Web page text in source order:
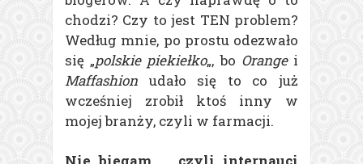
chodzi? Czy to jest TEN problem?
Według mnie, po prostu odezwało
się „polskie piekiełko„, bo Orangei
Maffashion udało się to co już
wcześniej zrobił ktoś inny w
mojej branży, czyli w farmacji.
Nie biegam … czyli internauci